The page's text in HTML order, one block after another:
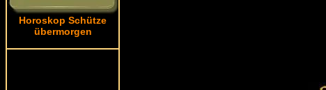
Horoskop Schütze
übermorgen